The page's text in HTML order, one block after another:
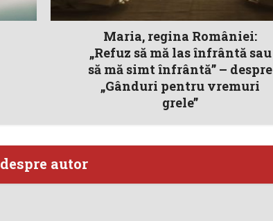
Maria, regina României:
„Refuz să mă las înfrântă sau
să mă simt înfrântă” – despre
„Gânduri pentru vremuri
grele”
despre autor